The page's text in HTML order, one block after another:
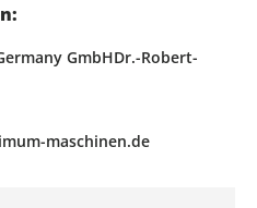
GmbHDr.-Robert-
maschinen.de